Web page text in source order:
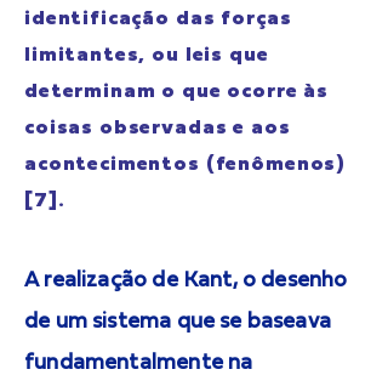
identificação das forças
limitantes, ou leis que
determinam o que ocorre às
coisas observadas e aos
acontecimentos (fenômenos)
[7].
A realização de Kant, o desenho
de um sistema que se baseava
fundamentalmente na